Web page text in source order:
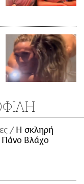
H σκληρή
Πάνο Βλάχο